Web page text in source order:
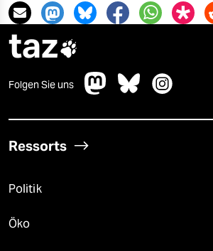
taz
Folgen Sie uns
Ressorts
Politik
Öko